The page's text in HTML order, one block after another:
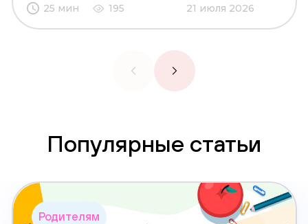
25 мин 195 21 июля 2026
Популярные статьи
Родителям